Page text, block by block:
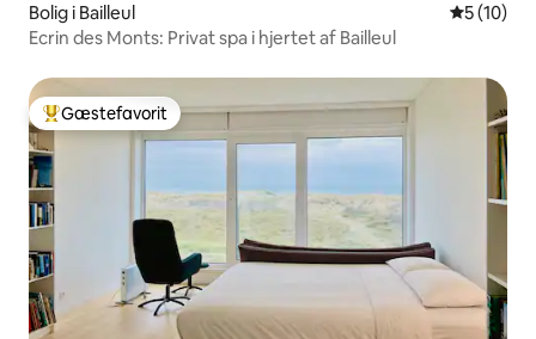
Bolig i Bailleul 5 ud af 5 i
5 (10)
Ecrin des Monts: Privat spa i hjertet af Bailleul
Bedste gæstefavorit
Gæstefavorit